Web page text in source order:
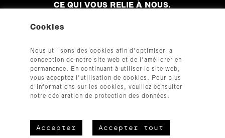
CE QUI VOUS RELIE À NOUS.
© 2026
CGV
Cookies
Nous utilisons des cookies afin d'optimiser la
conception de notre site web et de l'améliorer en
permanence. En continuant à utiliser le site web,
vous acceptez l'utilisation de cookies. Pour plus
d'informations sur les cookies, veuillez consulter
notre déclaration de protection des données.
Accepter Accepter tout